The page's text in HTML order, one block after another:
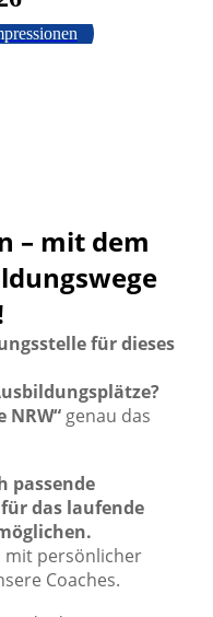
– mit dem
für dieses
NRW“ genau das
passende
das laufende
mit persönlicher
Coaches.